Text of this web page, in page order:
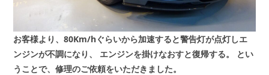
お客様より、80Km/hぐらいから加速すると警告灯が点灯しエ
ンジンが不調になり、
エンジンを掛けなおすと復帰する。
とい
うことで、修理のご依頼をいただきました。